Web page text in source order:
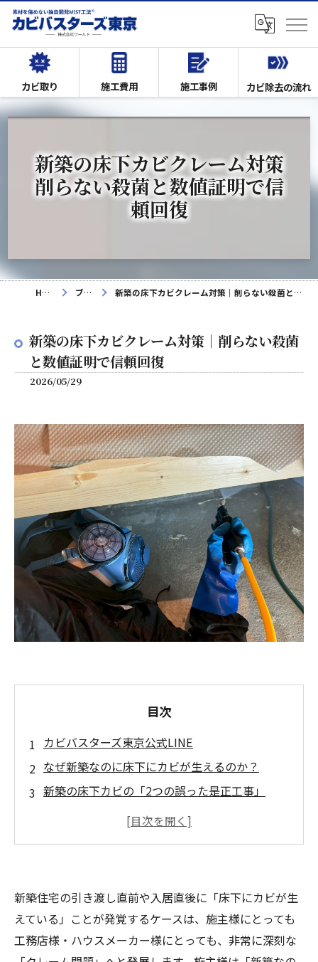
カビ取り 施工費用 施工事例 カビ除去の流れ
新築の床下カビクレーム対策
削らない殺菌と数値証明で信
頼回復
HOME ブログ 新築の床下カビクレーム対策｜削らない殺菌と数値証明で信頼回復
新築の床下カビクレーム対策｜削らない殺菌
と数値証明で信頼回復
2026/05/29
目次
カビバスターズ東京公式LINE
なぜ新築なのに床下にカビが生えるのか？
新築の床下カビの「2つの誤った是正工事」
市販や一般的な塩素系薬剤による「漂白・
安心是正」
「木材を削らない・傷めない」MIST工法®
施工後すぐに生活できる「低負荷・無臭
新築住宅の引き渡し直前や入居直後に「床下にカビが生
えている」ことが発覚するケースは、施主様にとっても
工務店様・ハウスメーカー様にとっても、非常に深刻な